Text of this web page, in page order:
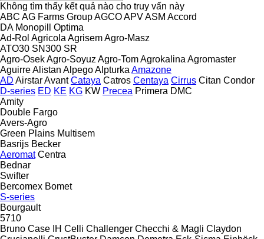
Không tìm thấy kết quả nào cho truy vấn này
ABC AG Farms GroupAGCOAPVASM Accord
DA Monopill
Optima
Ad-Rol Agricola AgrisemAgro-Masz
ATO30 SN300 SR
Agro-OsekAgro-Soyuz Agro-TomAgrokalina Agromaster
AguirreAlistan AlpegoAlpturka Amazone
AD AirstarAvant Cataya Catros Centaya Cirrus Citan Condor
D-series ED KE KG KW Precea Primera DMC
Amity
Double Fargo
Avers-Agro
Green Plains Multisem
Basrijs Becker
Aeromat Centra
Bednar
Swifter
Bercomex Bomet
S-series
Bourgault
5710
Bruno Case IH Celli Challenger Checchi & Magli Claydon